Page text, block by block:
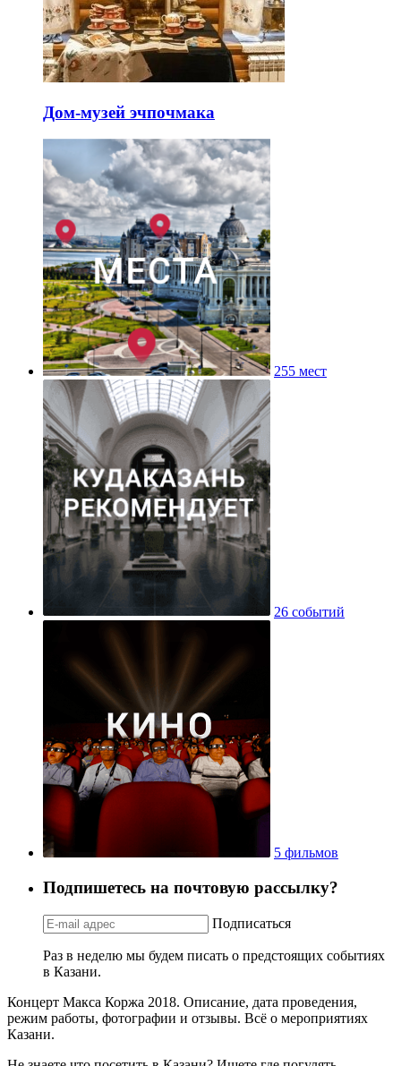
Дом-музей эчпочмака
255 мест
26 событий
5 фильмов
Подпишетесь на почтовую рассылку?
Подписаться
Раз в неделю мы будем писать о предстоящих событиях
в Казани.
Концерт Макса Коржа 2018. Описание, дата проведения,
режим работы, фотографии и отзывы. Всё о мероприятиях
Казани.